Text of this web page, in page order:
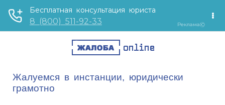
Жалуемся в инстанции, юридически
грамотно